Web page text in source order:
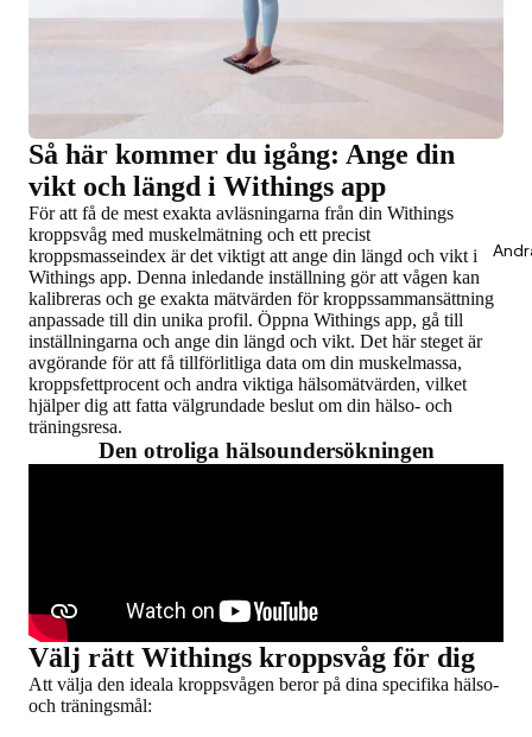
Så här kommer du igång: Ange din
vikt och längd i Withings app
För att få de mest exakta avläsningarna från din Withings
kroppsvåg med muskelmätning och ett precist
kroppsmasseindex är det viktigt att ange din längd och vikt i
Withings app. Denna inledande inställning gör att vågen kan
kalibreras och ge exakta mätvärden för kroppssammansättning
anpassade till din unika profil. Öppna Withings app, gå till
inställningarna och ange din längd och vikt. Det här steget är
avgörande för att få tillförlitliga data om din muskelmassa,
kroppsfettprocent och andra viktiga hälsomätvärden, vilket
hjälper dig att fatta välgrundade beslut om din hälso- och
träningsresa.
Den otroliga hälsoundersökningen
Välj rätt Withings kroppsvåg för dig
Att välja den ideala kroppsvågen beror på dina specifika hälso-
och träningsmål: